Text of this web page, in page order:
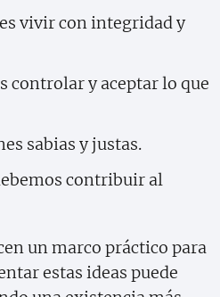
vivir con integridad y
controlar y aceptar lo que
sabias y justas.
contribuir al
un marco práctico para
estas ideas puede